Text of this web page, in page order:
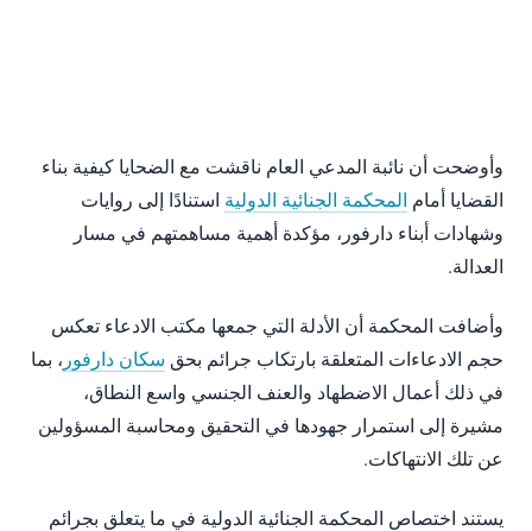
وأوضحت أن نائبة المدعي العام ناقشت مع الضحايا كيفية بناء
القضايا أمام المحكمة الجنائية الدولية استنادًا إلى روايات
وشهادات أبناء دارفور، مؤكدة أهمية مساهمتهم في مسار
العدالة.
وأضافت المحكمة أن الأدلة التي جمعها مكتب الادعاء تعكس
حجم الادعاءات المتعلقة بارتكاب جرائم بحق سكان دارفور ، بما
في ذلك أعمال الاضطهاد والعنف الجنسي واسع النطاق،
مشيرة إلى استمرار جهودها في التحقيق ومحاسبة المسؤولين
عن تلك الانتهاكات.
يستند اختصاص المحكمة الجنائية الدولية في ما يتعلق بجرائم